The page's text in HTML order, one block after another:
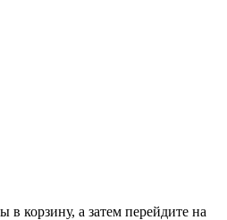
в корзину, а затем перейдите на